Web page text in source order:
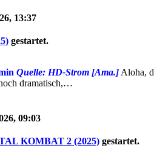
13:37
gestartet.
Quelle: HD-Strom [Ama.] Aloha,
dramatisch,…
09:03
KOMBAT 2 (2025) gestartet.